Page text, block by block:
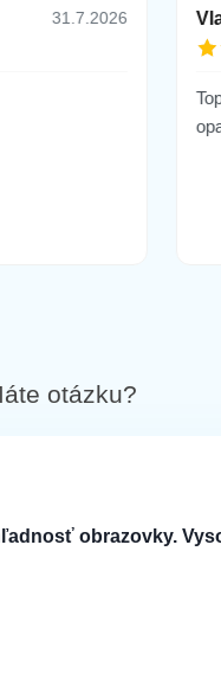
31.7.2026
otázku?
obrazovky.